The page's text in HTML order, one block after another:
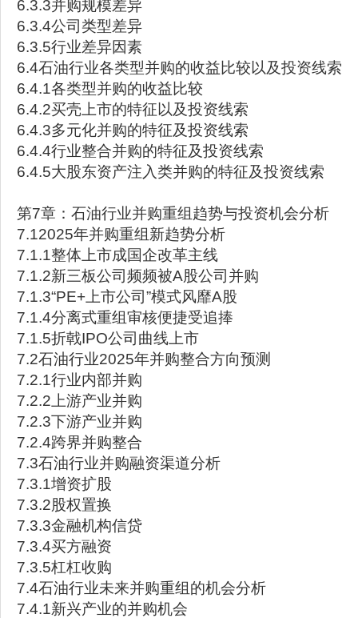
6.3.3并购规模差异
6.3.4公司类型差异
6.3.5行业差异因素
6.4石油行业各类型并购的收益比较以及投资线索
6.4.1各类型并购的收益比较
6.4.2买壳上市的特征以及投资线索
6.4.3多元化并购的特征及投资线索
6.4.4行业整合并购的特征及投资线索
6.4.5大股东资产注入类并购的特征及投资线索
第7章：石油行业并购重组趋势与投资机会分析
7.12025年并购重组新趋势分析
7.1.1整体上市成国企改革主线
7.1.2新三板公司频频被A股公司并购
7.1.3“PE+上市公司”模式风靡A股
7.1.4分离式重组审核便捷受追捧
7.1.5折戟IPO公司曲线上市
7.2石油行业2025年并购整合方向预测
7.2.1行业内部并购
7.2.2上游产业并购
7.2.3下游产业并购
7.2.4跨界并购整合
7.3石油行业并购融资渠道分析
7.3.1增资扩股
7.3.2股权置换
7.3.3金融机构信贷
7.3.4买方融资
7.3.5杠杠收购
7.4石油行业未来并购重组的机会分析
7.4.1新兴产业的并购机会